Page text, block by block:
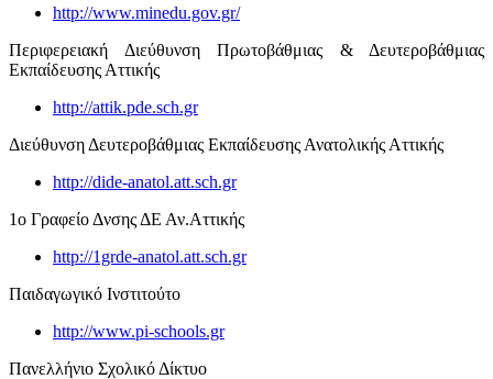
http://www.minedu.gov.gr/
Περιφερειακή Διεύθυνση Πρωτοβάθμιας & Δευτεροβάθμιας
Εκπαίδευσης Αττικής
http://attik.pde.sch.gr
Διεύθυνση Δευτεροβάθμιας Εκπαίδευσης Ανατολικής Αττικής
http://dide-anatol.att.sch.gr
1ο Γραφείο Δνσης ΔΕ Αν.Αττικής
http://1grde-anatol.att.sch.gr
Παιδαγωγικό Ινστιτούτο
http://www.pi-schools.gr
Πανελλήνιο Σχολικό Δίκτυο